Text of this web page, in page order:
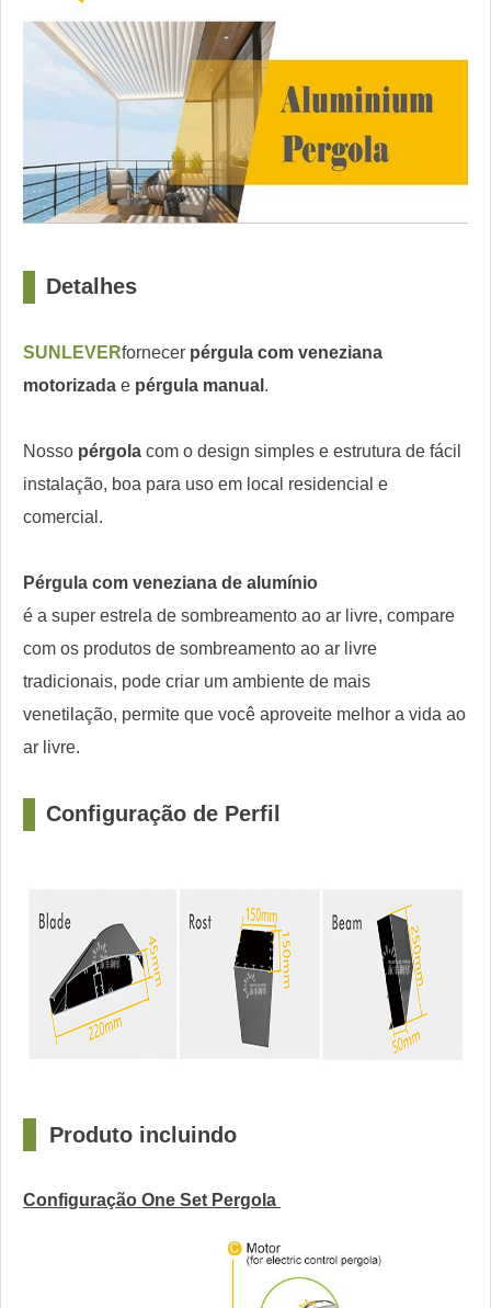
Detalhes
SUNLEVERfornecer pérgula com veneziana
motorizada e pérgula manual .
Nosso pérgola com o design simples e estrutura de fácil
instalação, boa para uso em local residencial e
comercial.
Pérgula com veneziana de alumínio
é a super estrela de sombreamento ao ar livre, compare
com os produtos de sombreamento ao ar livre
tradicionais, pode criar um ambiente de mais
venetilação, permite que você aproveite melhor a vida ao
ar livre.
Configuração de Perfil
Produto incluindo
Configuração One Set Pergola